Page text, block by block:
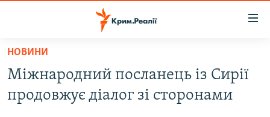
Перейти
основного
матеріалу
Перейти
ВОДА.КРИМ
ВІДЕО ТА ФОТО
НОВИНИ
Міжнародний посланець із Сирії
продовжує діалог зі сторонами